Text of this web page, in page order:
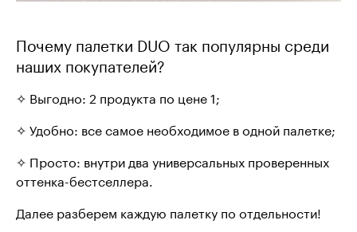
Почему палетки DUO так популярны среди
наших покупателей?
✧ Выгодно: 2 продукта по цене 1;
✧ Удобно: все самое необходимое в одной палетке;
✧ Просто: внутри два универсальных проверенных
оттенка-бестселлера.
Далее разберем каждую палетку по отдельности!